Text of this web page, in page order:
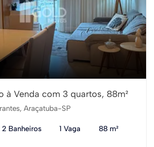
à Venda com 3 quartos, 88m²
Araçatuba-SP
2 Banheiros 1 Vaga 88 m²